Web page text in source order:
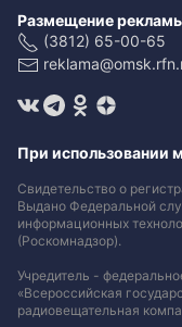
Размещение
(3812) 65-00-65
При использовании
Свидетельство о
Выдано Федеральной
информационных
(Роскомнадзор).
Учредитель -
«Всероссийская
радиовещательная